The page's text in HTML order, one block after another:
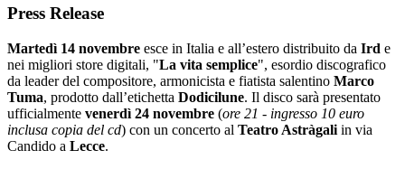
Press Release
Martedì 14 novembre esce in Italia e all’estero distribuito da Ird e
nei migliori store digitali, "La vita semplice", esordio discografico
da leader del compositore, armonicista e fiatista salentino Marco
Tuma, prodotto dall’etichetta Dodicilune. Il disco sarà presentato
ufficialmente venerdì 24 novembre (ore 21 - ingresso 10 euro
inclusa copia del cd) con un concerto al Teatro Astràgali in via
Candido a Lecce.